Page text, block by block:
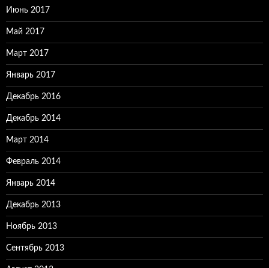
Июнь 2017
Май 2017
Март 2017
Январь 2017
Декабрь 2016
Декабрь 2014
Март 2014
Февраль 2014
Январь 2014
Декабрь 2013
Ноябрь 2013
Сентябрь 2013